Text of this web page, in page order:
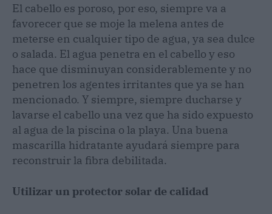
El cabello es poroso, por eso, siempre va a
favorecer que se moje la melena antes de
meterse en cualquier tipo de agua, ya sea dulce
o salada. El agua penetra en el cabello y eso
hace que disminuyan considerablemente y no
penetren los agentes irritantes que ya se han
mencionado. Y siempre, siempre ducharse y
lavarse el cabello una vez que ha sido expuesto
al agua de la piscina o la playa. Una buena
mascarilla hidratante ayudará siempre para
reconstruir la fibra debilitada.
Utilizar un protector solar de calidad